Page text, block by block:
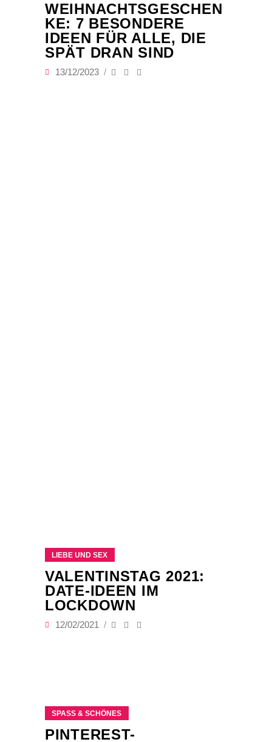
WEIHNACHTSGESCHEN
KE: 7 BESONDERE
IDEEN FÜR ALLE, DIE
SPÄT DRAN SIND
13/12/2023
LIEBE UND SEX
VALENTINSTAG 2021:
DATE-IDEEN IM
LOCKDOWN
12/02/2021
SPASS & SCHÖNES
PINTEREST-